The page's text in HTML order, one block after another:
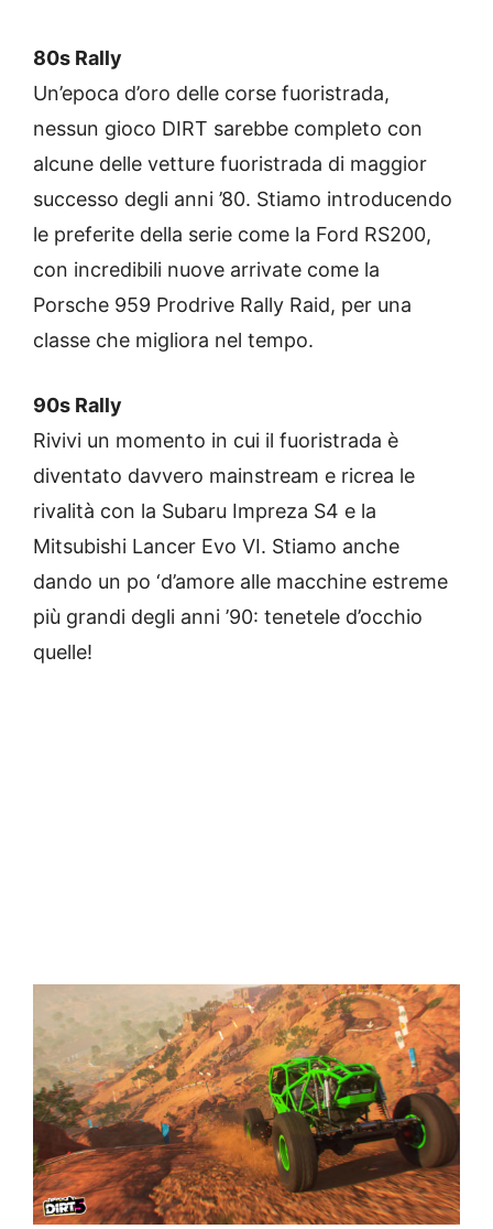
80s Rally
Un’epoca d’oro delle corse fuoristrada,
nessun gioco DIRT sarebbe completo con
alcune delle vetture fuoristrada di maggior
successo degli anni ’80. Stiamo introducendo
le preferite della serie come la Ford RS200,
con incredibili nuove arrivate come la
Porsche 959 Prodrive Rally Raid, per una
classe che migliora nel tempo.
90s Rally
Rivivi un momento in cui il fuoristrada è
diventato davvero mainstream e ricrea le
rivalità con la Subaru Impreza S4 e la
Mitsubishi Lancer Evo VI. Stiamo anche
dando un po ‘d’amore alle macchine estreme
più grandi degli anni ’90: tenetele d’occhio
quelle!